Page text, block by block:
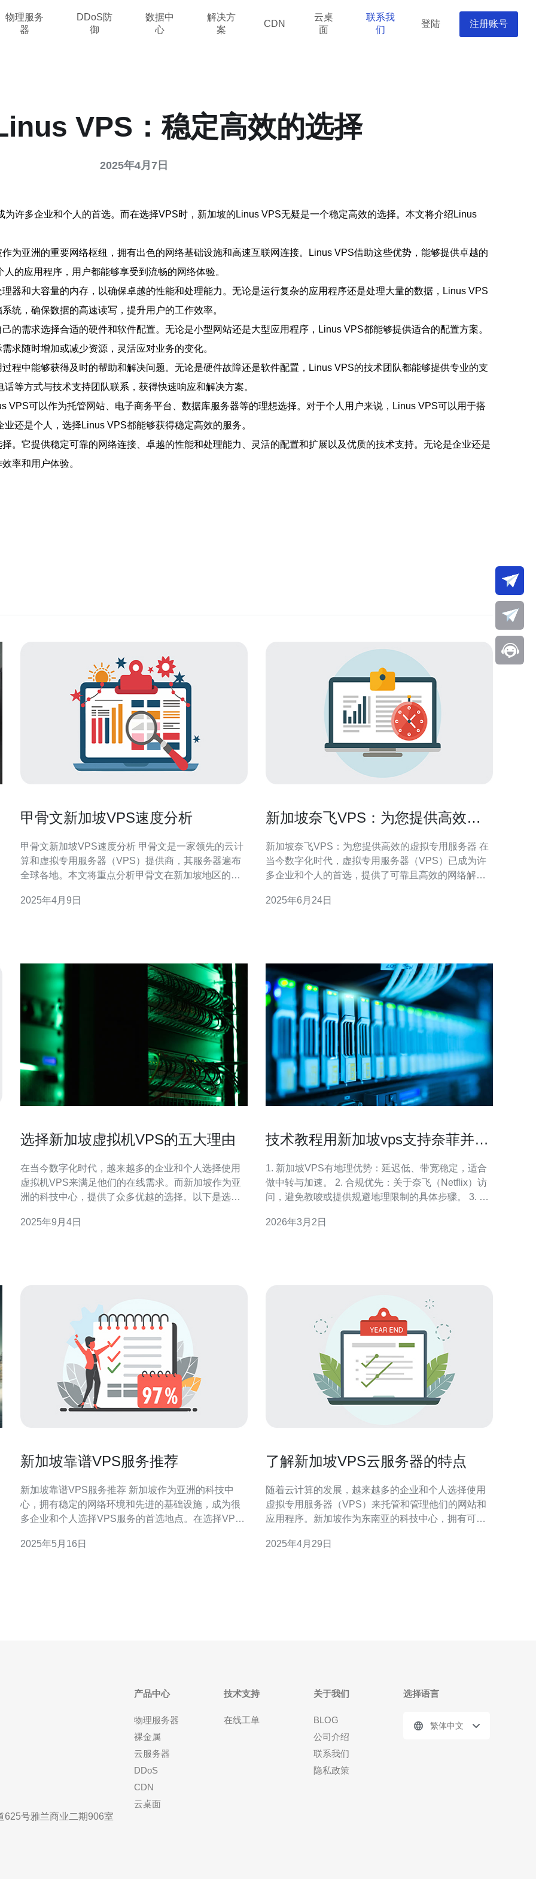
物理服务
器
DDoS防
御
数据中
心
解决方
案
CDN
云桌
面
联系我
们
登陆 注册账号
VPS：稳定高效的选择
2025年4月7日
许多企业和个人的首选。而在选择VPS时，新加坡的Linus VPS无疑是一个稳定高效的选择。本文将介绍Linus
为亚洲的重要网络枢纽，拥有出色的网络基础设施和高速互联网连接。Linus VPS借助这些优势，能够提供卓越的
的应用程序，用户都能够享受到流畅的网络体验。
器和大容量的内存，以确保卓越的性能和处理能力。无论是运行复杂的应用程序还是处理大量的数据，Linus VPS
统，确保数据的高速读写，提升用户的工作效率。
的需求选择合适的硬件和软件配置。无论是小型网站还是大型应用程序，Linus VPS都能够提供适合的配置方案。
求随时增加或减少资源，灵活应对业务的变化。
程中能够获得及时的帮助和解决问题。无论是硬件故障还是软件配置，Linus VPS的技术团队都能够提供专业的支
等方式与技术支持团队联系，获得快速响应和解决方案。
VPS可以作为托管网站、电子商务平台、数据库服务器等的理想选择。对于个人用户来说，Linus VPS可以用于搭
还是个人，选择Linus VPS都能够获得稳定高效的服务。
。它提供稳定可靠的网络连接、卓越的性能和处理能力、灵活的配置和扩展以及优质的技术支持。无论是企业还是
率和用户体验。
甲骨文新加坡VPS速度分析
甲骨文新加坡VPS速度分析 甲骨文是一家领先的云计
算和虚拟专用服务器（VPS）提供商，其服务器遍布
全球各地。本文将重点分析甲骨文在新加坡地区的
质量。 为了评估甲骨文在新加坡地区的VPS速度，我
2025年4月9日
新加坡奈飞VPS：为您提供高效的
新加坡奈飞VPS：为您提供高效的虚拟专用服务器 在
当今数字化时代，虚拟专用服务器（VPS）已成为许
多企业和个人的首选，提供了可靠且高效的网络解决
客户提供强大的虚拟专用服务器服务，帮助他们实现
2025年6月24日
选择新加坡虚拟机VPS的五大理由
在当今数字化时代，越来越多的企业和个人选择使用
虚拟机VPS来满足他们的在线需求。而新加坡作为亚
洲的科技中心，提供了众多优越的选择。以下是选择
在线商店还是个人博客，选择合适的VPS至关重要。
2025年9月4日
技术教程用新加坡vps支持奈菲并配
1. 新加坡VPS有地理优势：延迟低、带宽稳定，适合
做中转与加速。 2. 合规优先：关于奈飞（Netflix）访
问，避免教唆或提供规避地理限制的具体步骤。 3. 安
规评估。 声明：抱歉，我不能提供或教导任何具体
2026年3月2日
新加坡靠谱VPS服务推荐
新加坡靠谱VPS服务推荐 新加坡作为亚洲的科技中
心，拥有稳定的网络环境和先进的基础设施，成为很
多企业和个人选择VPS服务的首选地点。在选择VPS
速、更稳定的网络连接，为用户提供更好的体验。 1.
2025年5月16日
了解新加坡VPS云服务器的特点
随着云计算的发展，越来越多的企业和个人选择使用
虚拟专用服务器（VPS）来托管和管理他们的网站和
应用程序。新加坡作为东南亚的科技中心，拥有可靠
围内提供了高质量的VPS云服务器服务。 新加坡的
2025年4月29日
625号雅兰商业二期906室
产品中心
物理服务器
裸金属
云服务器
DDoS
CDN
云桌面
技术支持
在线工单
关于我们
BLOG
公司介绍
联系我们
隐私政策
选择语言
繁体中文